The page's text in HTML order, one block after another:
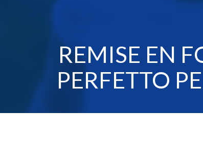
REMISE EN
PERFETTO